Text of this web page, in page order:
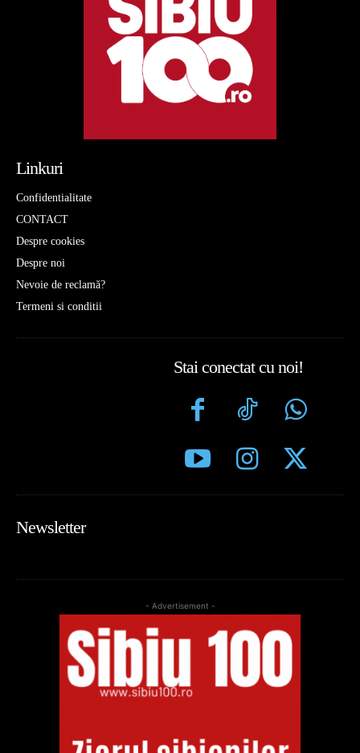
Linkuri
Confidentialitate
CONTACT
Despre cookies
Despre noi
Nevoie de reclamă?
Termeni si conditii
Stai conectat cu noi!
Newsletter
- Advertisement -